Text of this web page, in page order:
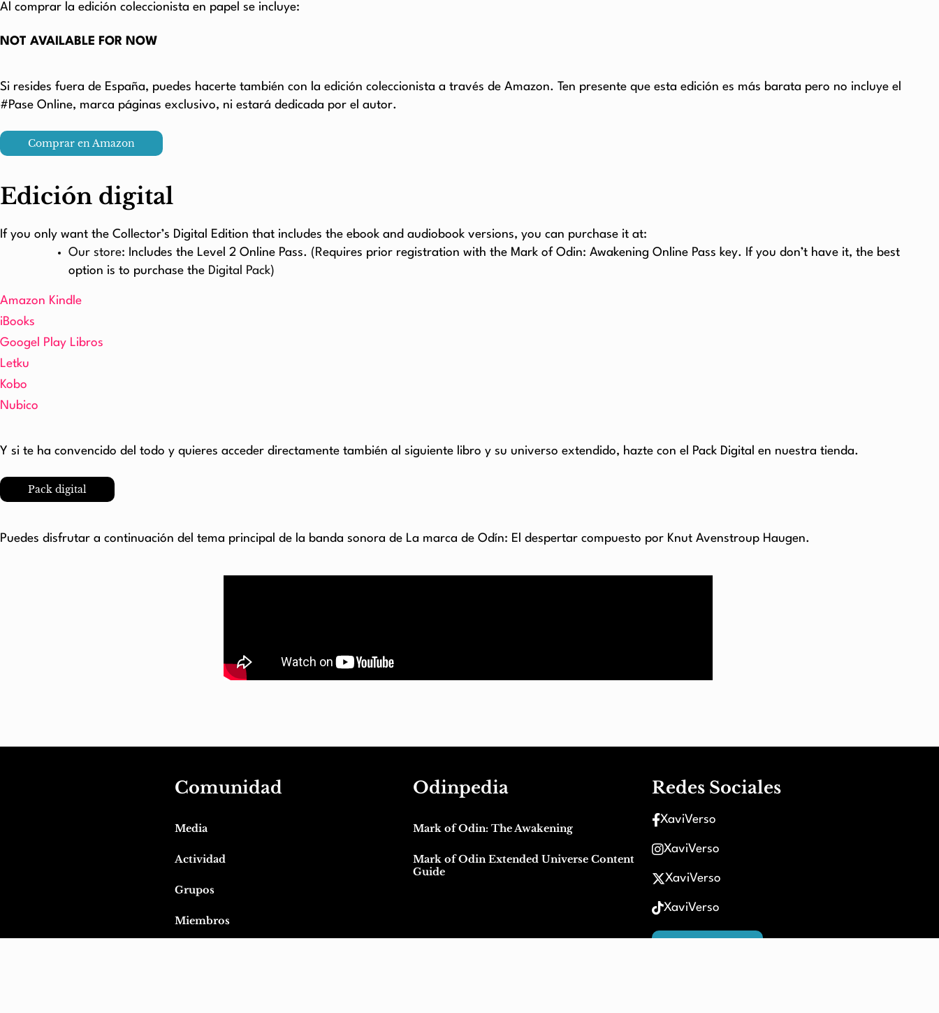
Al comprar la edición coleccionista en papel se incluye:
NOT AVAILABLE FOR NOW
Si resides fuera de España, puedes hacerte también con la edición coleccionista a través de Amazon. Ten presente que esta edición es más barata pero no incluye el
#Pase Online, marca páginas exclusivo, ni estará dedicada por el autor.
Comprar en Amazon
Edición digital
If you only want the Collector’s Digital Edition that includes the ebook and audiobook versions, you can purchase it at:
Our store: Includes the Level 2 Online Pass. (Requires prior registration with the Mark of Odin: Awakening Online Pass key. If you don’t have it, the best
option is to purchase the Digital Pack)
Amazon Kindle
iBooks
Googel Play Libros
Letku
Kobo
Nubico
Y si te ha convencido del todo y quieres acceder directamente también al siguiente libro y su universo extendido, hazte con el Pack Digital en nuestra tienda.
Pack digital
Puedes disfrutar a continuación del tema principal de la banda sonora de La marca de Odín: El despertar compuesto por Knut Avenstroup Haugen.
Comunidad
Media
Actividad
Grupos
Miembros
Odinpedia
Mark of Odin: The Awakening
Mark of Odin Extended Universe Content
Guide
Redes Sociales
XaviVerso
XaviVerso
XaviVerso
XaviVerso